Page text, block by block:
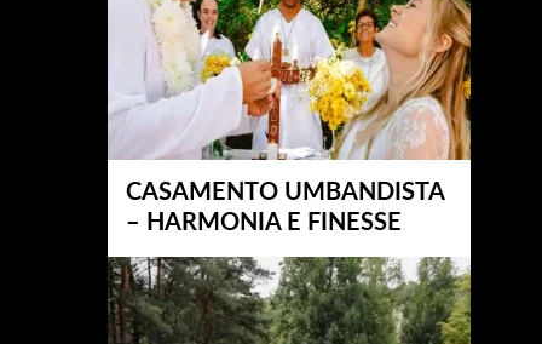
CASAMENTO UMBANDISTA
– HARMONIA E FINESSE